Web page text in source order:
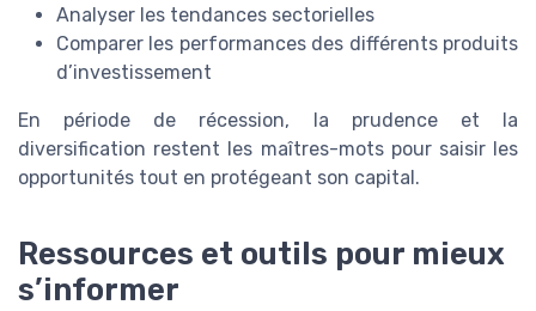
Analyser les tendances sectorielles
Comparer les performances des différents produits
d’investissement
En période de récession, la prudence et la
diversification restent les maîtres-mots pour saisir les
opportunités tout en protégeant son capital.
Ressources et outils pour mieux
s’informer